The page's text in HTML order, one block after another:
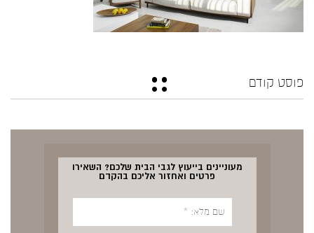
פוסט קודם
מעוניינים בייעוץ לגבי הבית שלכם? השאירו
פרטים ואחזור אליכם בהקדם